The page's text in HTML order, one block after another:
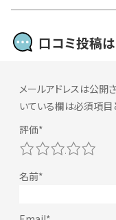
口コミ投稿
メールアドレスは公開
いている欄は必須項目
5
4
3
2